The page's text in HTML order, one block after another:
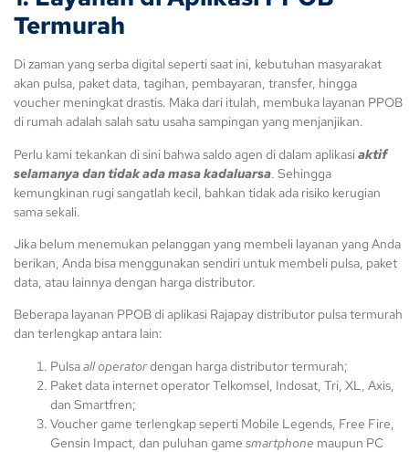
Termurah
Di zaman yang serba digital seperti saat ini, kebutuhan masyarakat
akan pulsa, paket data, tagihan, pembayaran, transfer, hingga
voucher meningkat drastis. Maka dari itulah, membuka layanan PPOB
di rumah adalah salah satu usaha sampingan yang menjanjikan.
Perlu kami tekankan di sini bahwa saldo agen di dalam aplikasi aktif
selamanya dan tidak ada masa kadaluarsa. Sehingga
kemungkinan rugi sangatlah kecil, bahkan tidak ada risiko kerugian
sama sekali.
Jika belum menemukan pelanggan yang membeli layanan yang Anda
berikan, Anda bisa menggunakan sendiri untuk membeli pulsa, paket
data, atau lainnya dengan harga distributor.
Beberapa layanan PPOB di aplikasi Rajapay distributor pulsa termurah
dan terlengkap antara lain:
Pulsaall operatordengan harga distributor termurah;
Paket data internet operator Telkomsel, Indosat, Tri, XL, Axis,
dan Smartfren;
Voucher game terlengkap seperti Mobile Legends, Free Fire,
Gensin Impact, dan puluhan game smartphone maupun PC